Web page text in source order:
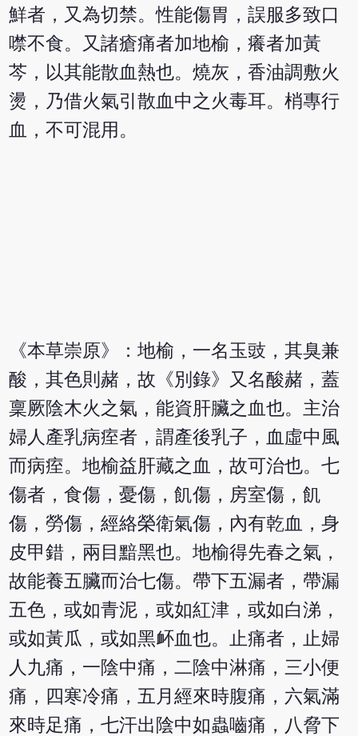
鮮者，又為切禁。性能傷胃，誤服多致口
噤不食。又諸瘡痛者加地榆，癢者加黃
芩，以其能散血熱也。燒灰，香油調敷火
燙，乃借火氣引散血中之火毒耳。梢專行
血，不可混用。
《本草崇原》：地榆，一名玉豉，其臭兼
酸，其色則赭，故《別錄》又名酸赭，蓋
稟厥陰木火之氣，能資肝臟之血也。主治
婦人產乳病痓者，謂產後乳子，血虛中風
而病痓。地榆益肝藏之血，故可治也。七
傷者，食傷，憂傷，飢傷，房室傷，飢
傷，勞傷，經絡榮衛氣傷，內有乾血，身
皮甲錯，兩目黯黑也。地榆得先春之氣，
故能養五臟而治七傷。帶下五漏者，帶漏
五色，或如青泥，或如紅津，或如白涕，
或如黃瓜，或如黑衃血也。止痛者，止婦
人九痛，一陰中痛，二陰中淋痛，三小便
痛，四寒冷痛，五月經來時腹痛，六氣滿
來時足痛，七汗出陰中如蟲嚙痛，八脅下